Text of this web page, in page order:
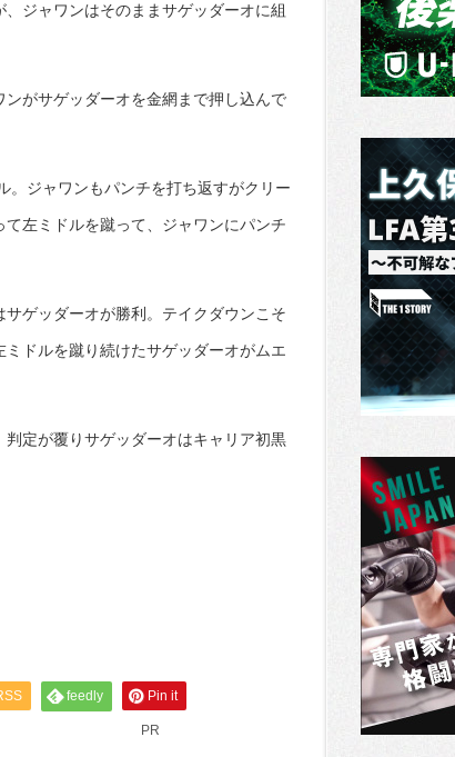
ジャワンはそのままサゲッダーオに組
がサゲッダーオを金網まで押し込んで
。ジャワンもパンチを打ち返すがクリー
左ミドルを蹴って、ジャワンにパンチ
ゲッダーオが勝利。テイクダウンこそ
ドルを蹴り続けたサゲッダーオがムエ
定が覆りサゲッダーオはキャリア初黒
feedly Pin it
PR